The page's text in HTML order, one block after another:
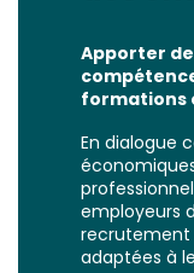
Apporter
formations
En dialogue
employeurs
recrutement
adaptées à